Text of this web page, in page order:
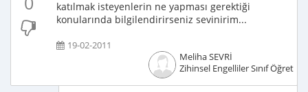
katılmak isteyenlerin ne yapması gerektiği
konularında bilgilendirirseniz sevinirim...
19-02-2011
Meliha SEVRİ
Zihinsel Engelliler Sınıf